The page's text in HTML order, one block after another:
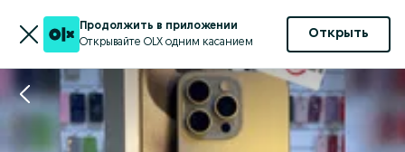
Продолжить в приложении
Открывайте OLX одним касанием
Открыть